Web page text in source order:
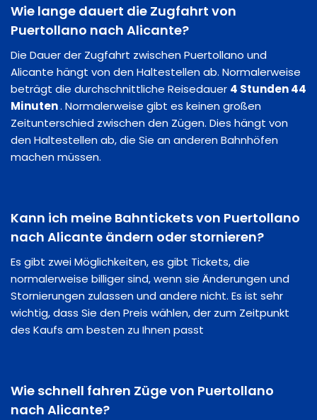
Wie lange dauert die Zugfahrt von
Puertollano nach Alicante?
Die Dauer der Zugfahrt zwischen Puertollano und
Alicante hängt von den Haltestellen ab. Normalerweise
beträgt die durchschnittliche Reisedauer 4 Stunden 44
Minuten. Normalerweise gibt es keinen großen
Zeitunterschied zwischen den Zügen. Dies hängt von
den Haltestellen ab, die Sie an anderen Bahnhöfen
machen müssen.
Kann ich meine Bahntickets von Puertollano
nach Alicante ändern oder stornieren?
Es gibt zwei Möglichkeiten, es gibt Tickets, die
normalerweise billiger sind, wenn sie Änderungen und
Stornierungen zulassen und andere nicht. Es ist sehr
wichtig, dass Sie den Preis wählen, der zum Zeitpunkt
des Kaufs am besten zu Ihnen passt
Wie schnell fahren Züge von Puertollano
nach Alicante?